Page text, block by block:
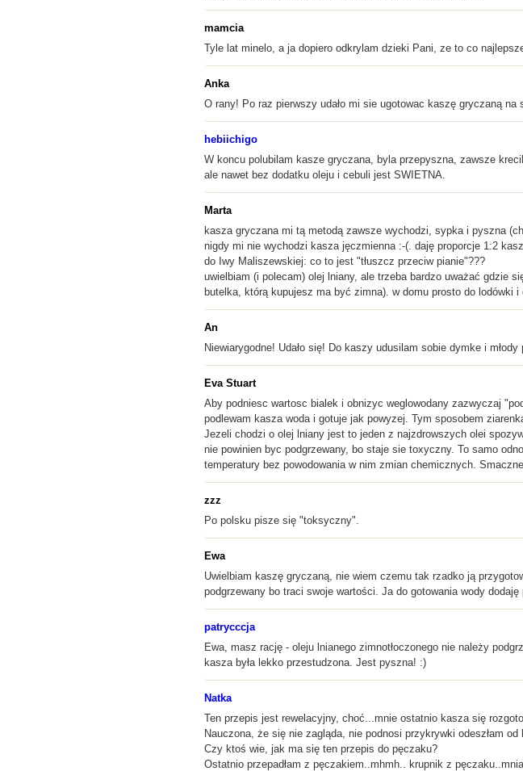
mamcia
Tyle lat minelo, a ja dopiero odkrylam dzieki Pani, ze to co
Anka
O rany! Po raz pierwszy udało mi sie ugotowac kaszę gryczaną na
hebiichigo
W koncu polubilam kasze gryczana, byla przepyszna, zawsze
ale nawet bez dodatku oleju i cebuli jest SWIETNA.
Marta
kasza gryczana mi tą metodą zawsze wychodzi, sypka i pyszna
nigdy mi nie wychodzi kasza jęczmienna :-(. daję proporcje 1:2
do Iwy Maliszewskiej: co to jest "tłuszcz przeciw pianie"???
uwielbiam (i polecam) olej lniany, ale trzeba bardzo uważać gdzie
butelka, którą kupujesz ma być zimna). w domu prosto do lodówki
An
Niewiarygodne! Udało się! Do kaszy udusilam sobie dymke i młody
Eva Stuart
Aby podniesc wartosc bialek i obnizyc weglowodany zazwyczaj
podlewam kasza woda i gotuje jak powyzej. Tym sposobem
Jezeli chodzi o olej lniany jest to jeden z najzdrowszych olei
nie powinien byc podgrzewany, bo staje sie toxyczny. To samo
temperatury bez powodowania w nim zmian chemicznych.
zzz
Po polsku pisze się "toksyczny".
Ewa
Uwielbiam kaszę gryczaną, nie wiem czemu tak rzadko ją
podgrzewany bo traci swoje wartości. Ja do gotowania wody dodaję
patrycccja
Ewa, masz rację - oleju lnianego zimnotłoczonego nie należy
kasza była lekko przestudzona. Jest pyszna! :)
Natka
Ten przepis jest rewelacyjny, choć...mnie ostatnio kasza się
Nauczona, że się nie zagląda, nie podnosi przykrywki odeszłam
Czy ktoś wie, jak ma się ten przepis do pęczaku?
Ostatnio przepadłam z pęczakiem..mhmh.. krupnik z